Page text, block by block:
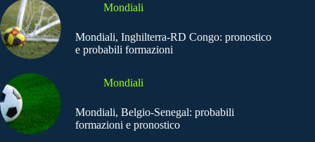
Mondiali
Mondiali, Inghilterra-RD Congo: pronostico
e probabili formazioni
Mondiali
Mondiali, Belgio-Senegal: probabili
formazioni e pronostico